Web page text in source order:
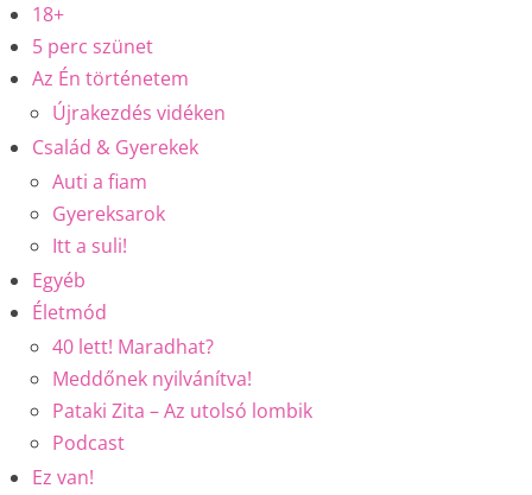
18+
5 perc szünet
Az Én történetem
Újrakezdés vidéken
Család & Gyerekek
Auti a fiam
Gyereksarok
Itt a suli!
Egyéb
Életmód
40 lett! Maradhat?
Meddőnek nyilvánítva!
Pataki Zita – Az utolsó lombik
Podcast
Ez van!